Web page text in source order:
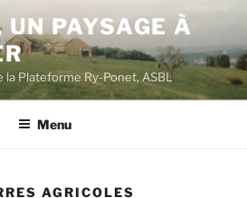
UN PAYSAGE À
Plateforme Ry-Ponet, ASBL
Menu
AGRICOLES